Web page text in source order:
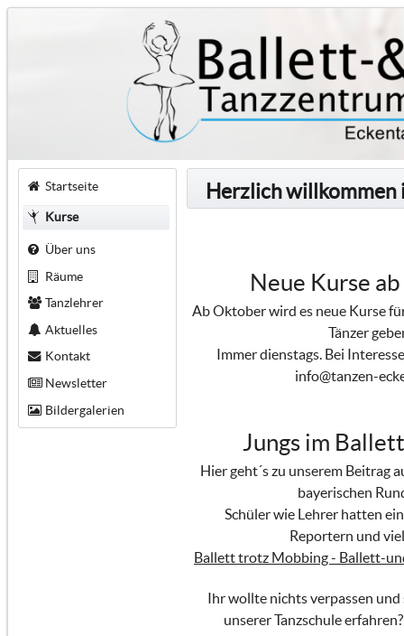
Startseite
Kurse
Über uns
Räume
Tanzlehrer
Aktuelles
Kontakt
Newsletter
Bildergalerien
Herzlich
Neue Kurse
Ab Oktober wird es neue Kurse
Tänzer
Immer dienstags. Bei
info@tanzen-
Jungs im
Hier geht´s zu unserem Beitrag
bayerischen
Schüler wie Lehrer hatten
Reportern und
Ballett trotz Mobbing - Ballett-
Ihr wollte nichts verpassen
unserer Tanzschule